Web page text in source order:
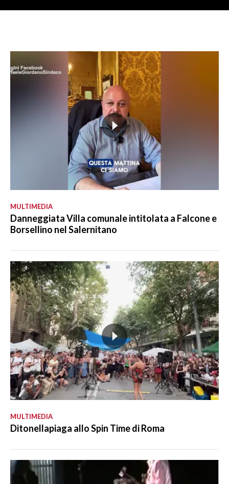
MULTIMEDIA
Danneggiata Villa comunale intitolata a Falcone e
Borsellino nel Salernitano
MULTIMEDIA
Ditonellapiaga allo Spin Time di Roma